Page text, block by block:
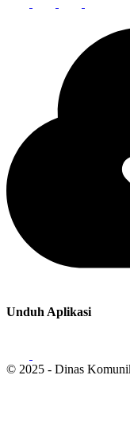
Unduh Aplikasi
© 2025 - Dinas